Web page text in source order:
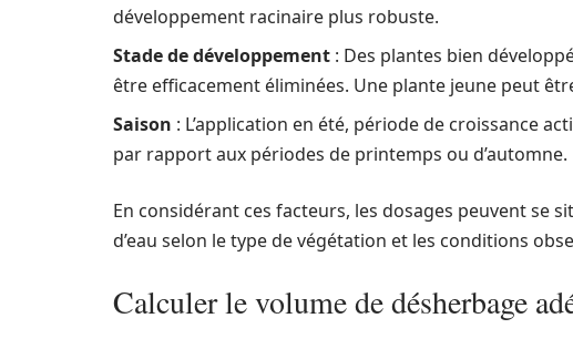
développement racinaire plus robuste.
Stade de développement : Des plantes bien
être efficacement éliminées. Une plante jeune peut
Saison : L’application en été, période de croissance
par rapport aux périodes de printemps ou d’automne.
En considérant ces facteurs, les dosages peuvent se
d’eau selon le type de végétation et les conditions
Calculer le volume de désherbage